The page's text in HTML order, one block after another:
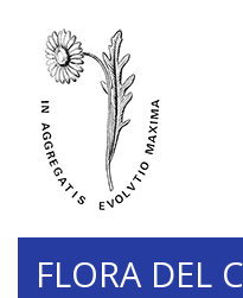
FLORA DEL